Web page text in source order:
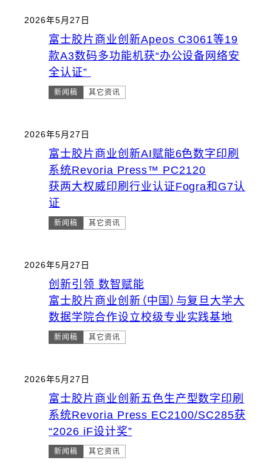
2026年5月27日
富士胶片商业创新Apeos C3061等19
款A3数码多功能机获“办公设备网络安
全认证”
新闻稿 其它资讯
2026年5月27日
富士胶片商业创新AI赋能6色数字印刷
系统Revoria Press™ PC2120
获两大权威印刷行业认证Fogra和G7认
证
新闻稿 其它资讯
2026年5月27日
创新引领 数智赋能
富士胶片商业创新（中国）与复旦大学大
数据学院合作设立校级专业实践基地
新闻稿 其它资讯
2026年5月27日
富士胶片商业创新五色生产型数字印刷
系统Revoria Press EC2100/SC285获
“2026 iF设计奖”
新闻稿 其它资讯